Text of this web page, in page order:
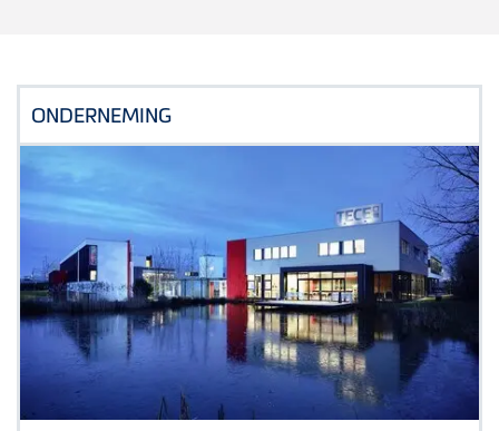
ONDERNEMING